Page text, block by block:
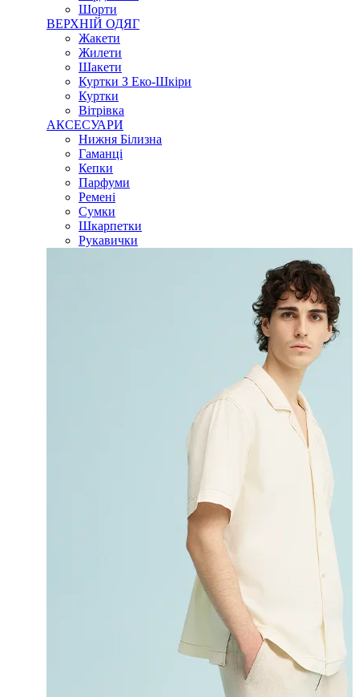
Шорти
ВЕРХНІЙ ОДЯГ
Жакети
Жилети
Шакети
Куртки З Еко-Шкіри
Куртки
Вітрівка
АКСЕСУАРИ
Нижня Білизна
Гаманці
Кепки
Парфуми
Ремені
Сумки
Шкарпетки
Рукавички